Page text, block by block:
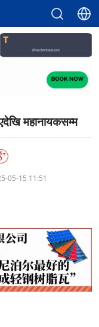
महानायकसम्म
05-15 11:51